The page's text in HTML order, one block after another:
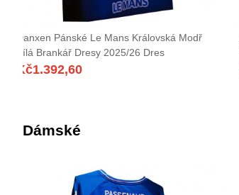
Danxen Pánské Le Mans Královská Modř
Bílá Brankář Dresy 2025/26 Dres
Kč1.392,60
Dámské